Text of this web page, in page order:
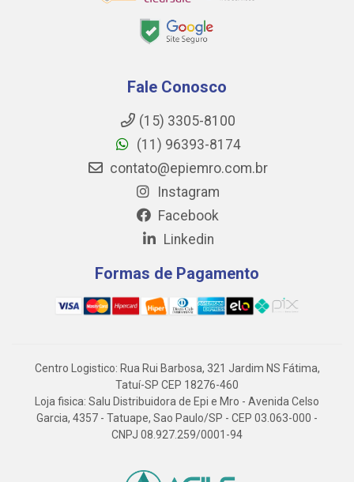
Fale Conosco
(15) 3305-8100
(11) 96393-8174
contato@epiemro.com.br
Instagram
Facebook
Linkedin
Formas de Pagamento
Centro Logistico: Rua Rui Barbosa, 321 Jardim NS Fátima,
Tatuí-SP CEP 18276-460
Loja fisica: Salu Distribuidora de Epi e Mro - Avenida Celso
Garcia, 4357 - Tatuape, Sao Paulo/SP - CEP 03.063-000 -
CNPJ 08.927.259/0001-94